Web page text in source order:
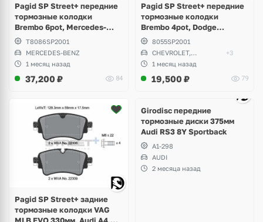
Pagid SP Street+ передние
тормозные колодки
Brembo 6pot, Mercedes-
Benz AMG GT W190, SLS
W197, S-class W220, W221,
W222, CLS W218, W219
T8086SP2001
MERCEDES-BENZ
1 месяц назад
37,200 ₽ 84
Pagid SP Street+ передние
тормозные колодки
Brembo 4pot, Dodge
Challenger, Charger,
Magnum, Chevrolet Camaro,
Jeep Grand Cherokee SRT8,
Tesla Model S, X
8055SP2001
CHEVROLET,
CHRYSLER
+3
1 месяц назад
19,500 ₽ 79
Pagid SP Street+ задние
тормозные колодки VAG
Girodisc передние
тормозные диски 375мм
Audi RS3 8Y Sportback
A1-298
AUDI
2 месяца назад